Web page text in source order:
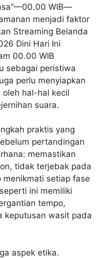
WIB—
menjadi faktor
Streaming Belanda
Dini Hari Ini
00.00 WIB
sebagai peristiwa
perlu menyiapkan
hal-hal kecil
suara.
praktis yang
pertandingan
memastikan
tidak terjebak pada
menikmati setiap fase
ini memiliki
tempo,
keputusan wasit pada
aspek etika.